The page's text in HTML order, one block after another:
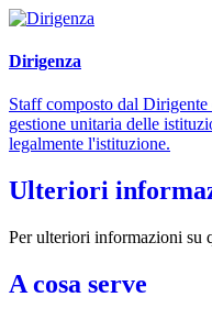
Dirigenza
Staff composto dal
gestione unitaria delle
legalmente l'istituzione.
Ulteriori
Per ulteriori informazioni su
A cosa serve